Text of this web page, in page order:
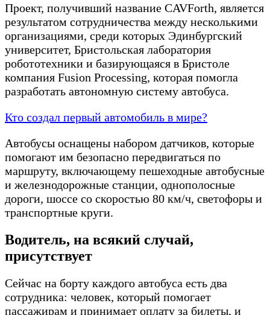
Проект, получивший название CAVForth, является
результатом сотрудничества между несколькими
организациями, среди которых Эдинбургский
университет, Бристольская лаборатория
робототехники и базирующаяся в Бристоле
компания Fusion Processing, которая помогла
разработать автономную систему автобуса.
Кто создал первый автомобиль в мире?
Автобусы оснащены набором датчиков, которые
помогают им безопасно передвигаться по
маршруту, включающему пешеходные автобусные
и железнодорожные станции, однополосные
дороги, шоссе со скоростью 80 км/ч, светофоры и
транспортные круги.
Водитель, на всякий случай,
присутствует
Сейчас на борту каждого автобуса есть два
сотрудника: человек, который помогает
пассажирам и принимает оплату за билеты, и